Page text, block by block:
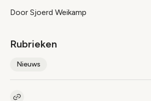
Door Sjoerd Weikamp
Rubrieken
Nieuws